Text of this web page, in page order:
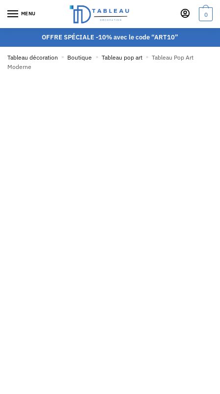
MENU 0
OFFRE SPÉCIALE -10% avec le code “ART10”
Tableau décoration » Boutique » Tableau pop art » Tableau Pop Art
Moderne